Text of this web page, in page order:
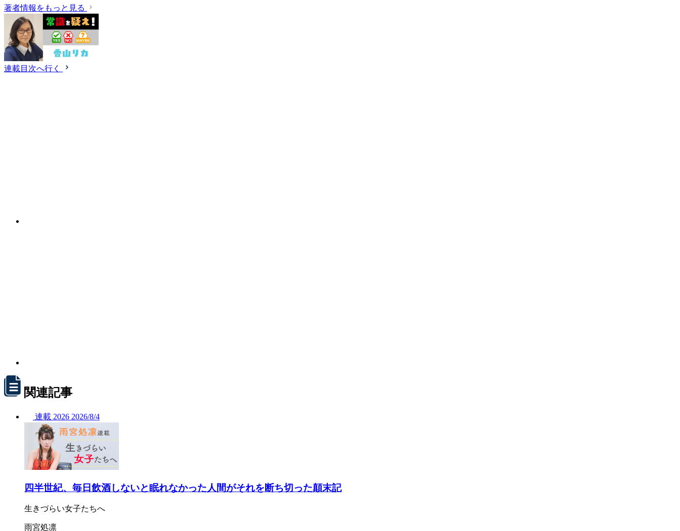
著者情報をもっと見る
連載目次へ行く
関連記事
連載 2026 2026/8/4
四半世紀、毎日飲酒しないと眠れなかった人間がそれを断ち切った顛末記
生きづらい女子たちへ
雨宮処凛